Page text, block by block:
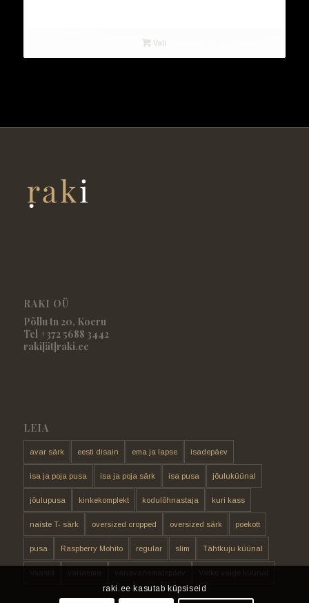
Vali
RAKI OÜ
Põllu tn 20, Koeru
Tel +372 5688 3442
raki[ät]raki.ee
LEIA
avar särk eesti disain ema ja lapse isadepäev
isa ja poja pusa isa ja poja särk isa pusa jõuluküünal
jõulupusa kinkekomplekt kodulõhnastaja kuri kass
naiste T- särk oversized cropped oversized särk poekott
pusa Raspberry Mohito regular slim Tähtkuju küünal
raki.ee kasutab küpsiseid